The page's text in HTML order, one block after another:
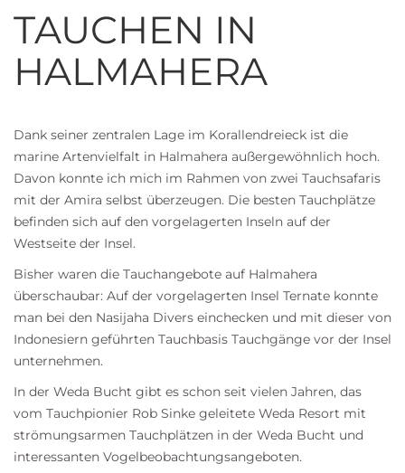
TAUCHEN IN
HALMAHERA
Dank seiner zentralen Lage im Korallendreieck ist die
marine Artenvielfalt in Halmahera außergewöhnlich hoch.
Davon konnte ich mich im Rahmen von zwei Tauchsafaris
mit der Amira selbst überzeugen. Die besten Tauchplätze
befinden sich auf den vorgelagerten Inseln auf der
Westseite der Insel.
Bisher waren die Tauchangebote auf Halmahera
überschaubar: Auf der vorgelagerten Insel Ternate konnte
man bei den Nasijaha Divers einchecken und mit dieser von
Indonesiern geführten Tauchbasis Tauchgänge vor der Insel
unternehmen.
In der Weda Bucht gibt es schon seit vielen Jahren, das
vom Tauchpionier Rob Sinke geleitete Weda Resort mit
strömungsarmen Tauchplätzen in der Weda Bucht und
interessanten Vogelbeobachtungsangeboten.